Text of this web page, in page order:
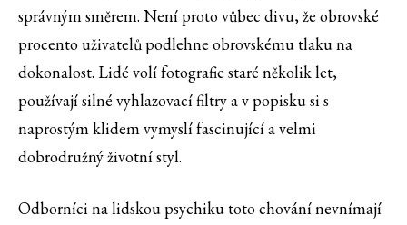
správným směrem. Není proto vůbec divu, že obrovské
procento uživatelů podlehne obrovskému tlaku na
dokonalost. Lidé volí fotografie staré několik let,
používají silné vyhlazovací filtry a v popisku si s
naprostým klidem vymyslí fascinující a velmi
dobrodružný životní styl.
Odborníci na lidskou psychiku toto chování nevnímají